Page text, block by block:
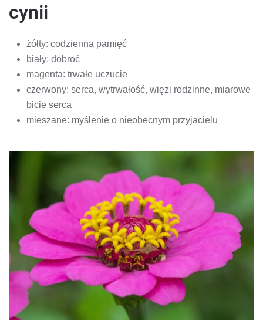
cynii
żółty: codzienna pamięć
biały: dobroć
magenta: trwałe uczucie
czerwony: serca, wytrwałość, więzi rodzinne, miarowe
bicie serca
mieszane: myślenie o nieobecnym przyjacielu